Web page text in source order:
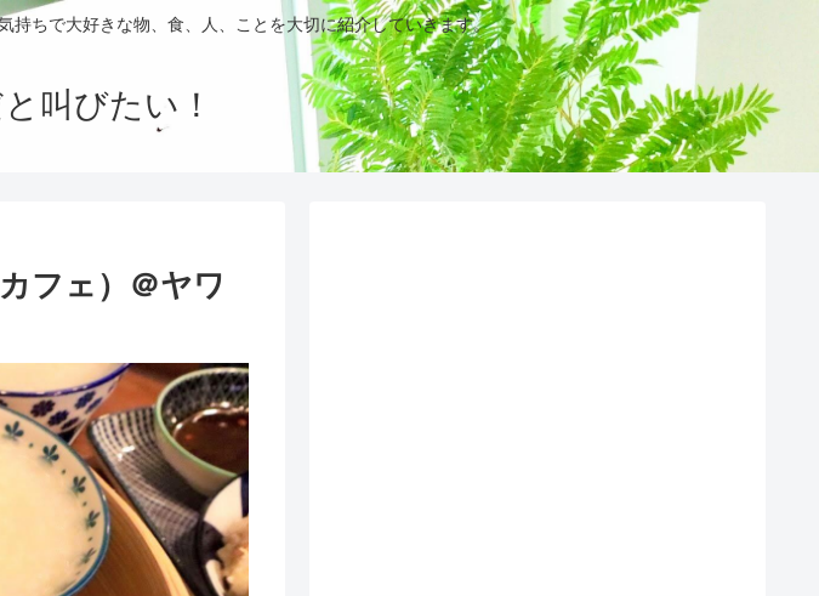
ちで大好きな物、食、人、ことを大切に紹介していきます。
叫びたい！
フェ）＠ヤワ